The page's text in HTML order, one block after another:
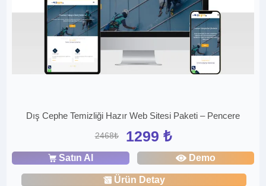
Dış Cephe Temizliği Hazır Web Sitesi Paketi – Pencere
2468₺ 1299 ₺
Satın Al Demo
Ürün Detay